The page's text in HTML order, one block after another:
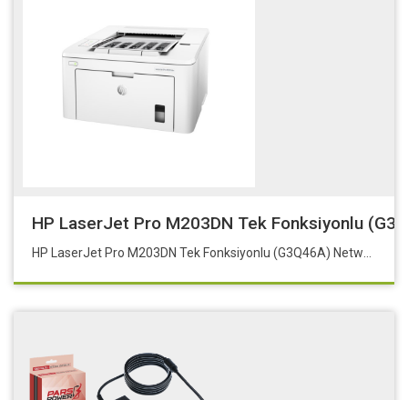
HP LaserJet Pro M203DN Tek Fonksiyonlu